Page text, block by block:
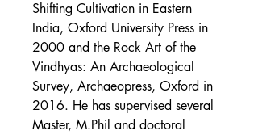
Shifting Cultivation in Eastern
India, Oxford University Press in
2000 and the Rock Art of the
Vindhyas: An Archaeological
Survey, Archaeopress, Oxford in
2016. He has supervised several
Master, M.Phil and doctoral